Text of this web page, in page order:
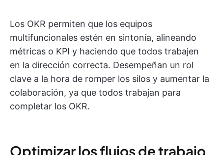
Los OKR permiten que los equipos
multifuncionales estén en sintonía, alineando
métricas o KPI y haciendo que todos trabajen
en la dirección correcta. Desempeñan un rol
clave a la hora de romper los silos y aumentar la
colaboración, ya que todos trabajan para
completar los OKR.
Optimizar los flujos de trabajo